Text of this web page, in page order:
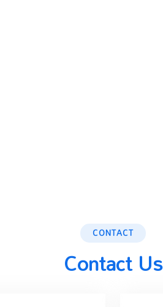
CONTACT
Contact Us